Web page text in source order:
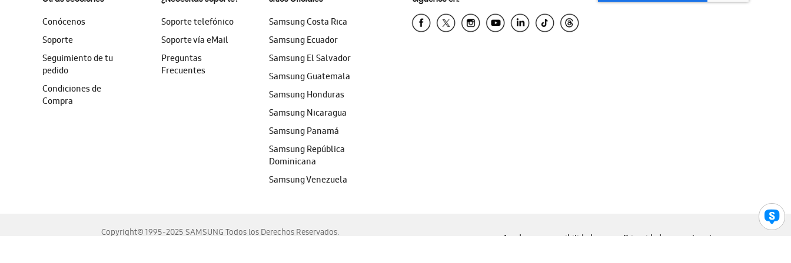
Conócenos
Soporte
Seguimiento de tu
pedido
Condiciones de
Compra
Soporte telefónico
Soporte vía eMail
Preguntas
Frecuentes
Samsung Costa Rica
Samsung Ecuador
Samsung El Salvador
Samsung Guatemala
Samsung Honduras
Samsung Nicaragua
Samsung Panamá
Samsung República
Dominicana
Samsung Venezuela
Copyright© 1995-2025 SAMSUNG Todos los Derechos Reservados.
Ayuda para accesibilidad Privacidad Legal